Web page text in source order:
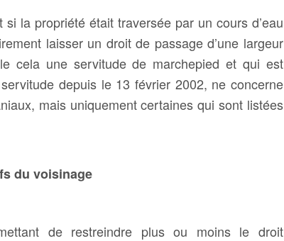
la propriété était traversée par un cours d’eau
laisser un droit de passage d’une largeur
cela une servitude de marchepied et qui est
depuis le 13 février 2002, ne concerne
mais uniquement certaines qui sont listées
du voisinage
de restreindre plus ou moins le droit